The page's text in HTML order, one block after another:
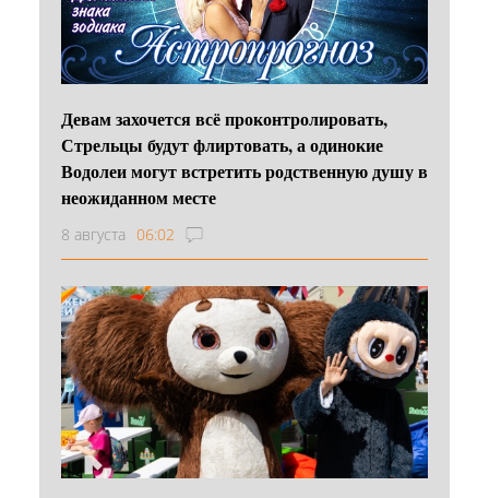
Девам захочется всё проконтролировать,
Стрельцы будут флиртовать, а одинокие
Водолеи могут встретить родственную душу в
неожиданном месте
8 августа 06:02